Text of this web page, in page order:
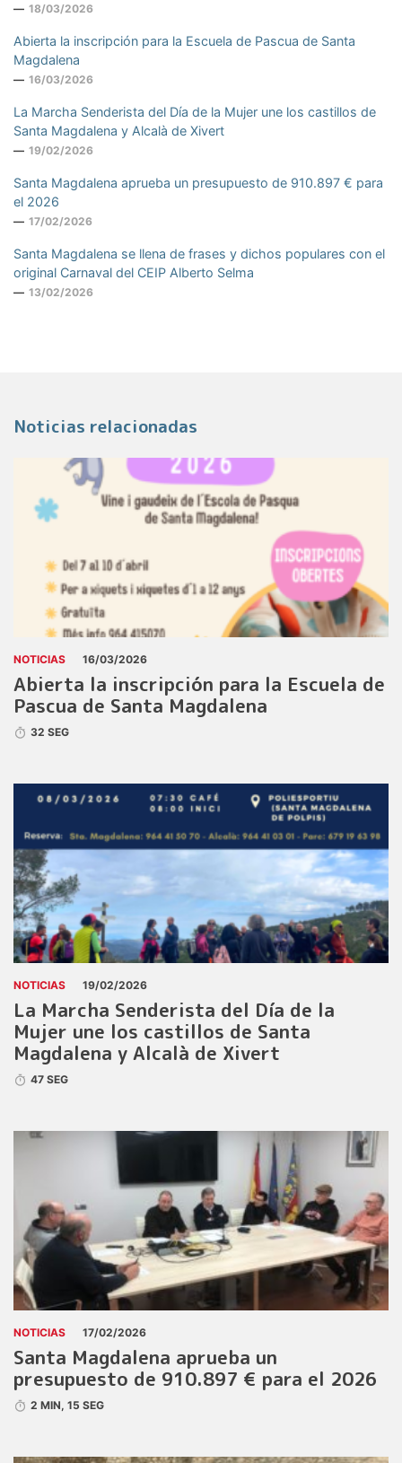
18/03/2026
Abierta la inscripción para la Escuela de Pascua de Santa
Magdalena
16/03/2026
La Marcha Senderista del Día de la Mujer une los castillos de
Santa Magdalena y Alcalà de Xivert
19/02/2026
Santa Magdalena aprueba un presupuesto de 910.897 € para
el 2026
17/02/2026
Santa Magdalena se llena de frases y dichos populares con el
original Carnaval del CEIP Alberto Selma
13/02/2026
Noticias relacionadas
NOTICIAS 16/03/2026
Abierta la inscripción para la Escuela de
Pascua de Santa Magdalena
32 SEG
NOTICIAS 19/02/2026
La Marcha Senderista del Día de la
Mujer une los castillos de Santa
Magdalena y Alcalà de Xivert
47 SEG
NOTICIAS 17/02/2026
Santa Magdalena aprueba un
presupuesto de 910.897 € para el 2026
2 MIN, 15 SEG